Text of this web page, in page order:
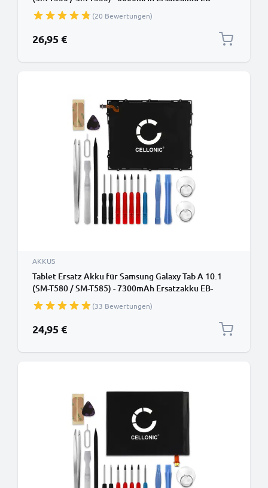
BT550ABA Tabletakku + Werkzeug-Set Batterie
(20 Bewertungen)
26,95 €
AKKUS
Tablet Ersatz Akku für Samsung Galaxy Tab A 10.1
(SM-T580 / SM-T585) - 7300mAh Ersatzakku EB-
BT585ABA Tabletakku + Werkzeug-Set Batterie
(33 Bewertungen)
24,95 €